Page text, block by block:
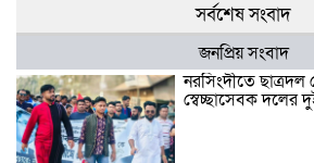
সর্বশেষ সংবাদ
জনপ্রিয় সংবাদ
নরসিংদীতে ছাত্রদল
স্বেচ্ছাসেবক দলের